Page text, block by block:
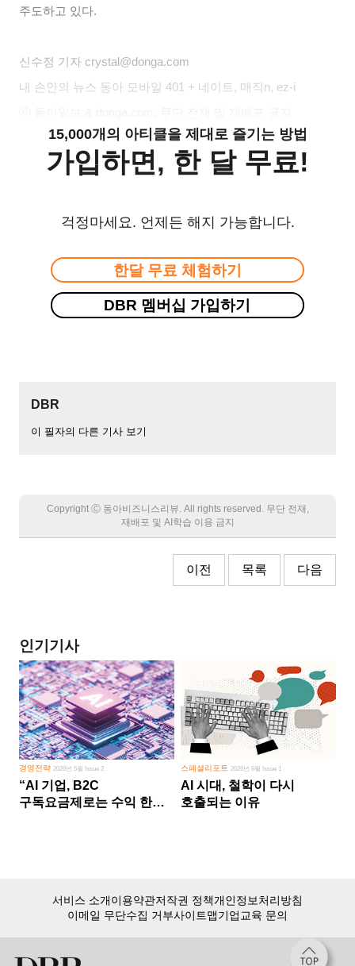
주도하고 있다.
신수정 기자 crystal@donga.com
내 손안의 뉴스 동아 모바일 401 + 네이트, 매직n, ez-i
15,000개의 아티클을 제대로 즐기는 방법
가입하면, 한 달 무료!
걱정마세요. 언제든 해지 가능합니다.
한달 무료 체험하기
DBR 멤버십 가입하기
DBR
이 필자의 다른 기사 보기
Copyright Ⓒ 동아비즈니스리뷰. All rights reserved. 무단 전재,
재배포 및 AI학습 이용 금지
이전 목록 다음
인기기사
경영전략 2026년 5월 Issue 2
“AI 기업, B2C
구독요금제로는 수익 한계
스페셜리포트 2026년 8월 Issue 1
AI 시대, 철학이 다시
호출되는 이유
서비스 소개이용약관저작권 정책개인정보처리방침
이메일 무단수집 거부사이트맵기업교육 문의